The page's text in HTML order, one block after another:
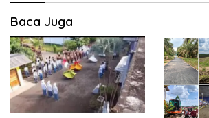
Baca Juga